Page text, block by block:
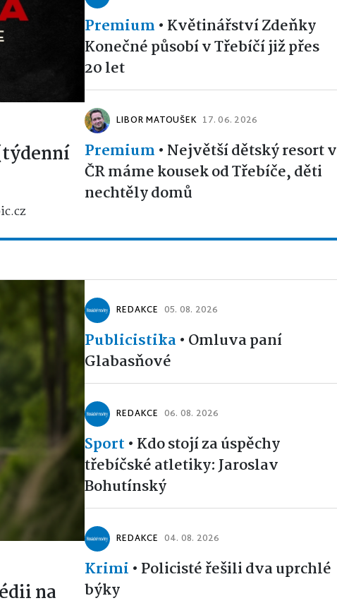
Premium • Květinářství Zdeňky
Konečné působí v Třebíčí již přes
20 let
LIBOR MATOUŠEK 17. 06. 2026
Premium • Největší dětský resort v
ČR máme kousek od Třebíče, děti
nechtěly domů
na
REDAKCE 05. 08. 2026
Publicistika• Omluva paní
Glabasňové
REDAKCE 06. 08. 2026
Sport • Kdo stojí za úspěchy
třebíčské atletiky: Jaroslav
Bohutínský
REDAKCE 04. 08. 2026
Krimi • Policisté řešili dva uprchlé
býky